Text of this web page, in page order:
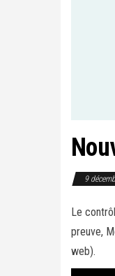
9
Le
preuve,
web).